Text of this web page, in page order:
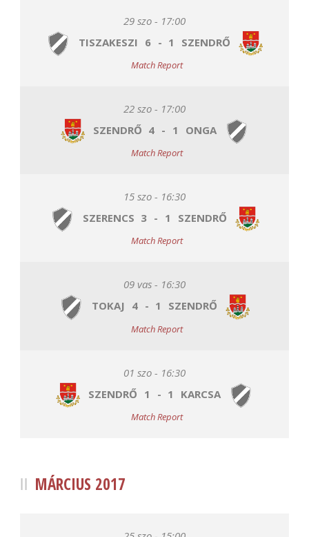
29 szo - 17:00
TISZAKESZI 6 - 1 SZENDRŐ
Match Report
22 szo - 17:00
SZENDRŐ 4 - 1 ONGA
Match Report
15 szo - 16:30
SZERENCS 3 - 1 SZENDRŐ
Match Report
09 vas - 16:30
TOKAJ 4 - 1 SZENDRŐ
Match Report
01 szo - 16:30
SZENDRŐ 1 - 1 KARCSA
Match Report
MÁRCIUS 2017